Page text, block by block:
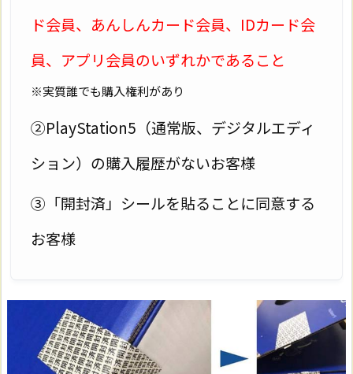
ド会員、あんしんカード会員、IDカード会
員、アプリ会員のいずれかであること
※実質誰でも購入権利があり
②PlayStation5（通常版、デジタルエディ
ション）の購入履歴がないお客様
③「開封済」シールを貼ることに同意する
お客様